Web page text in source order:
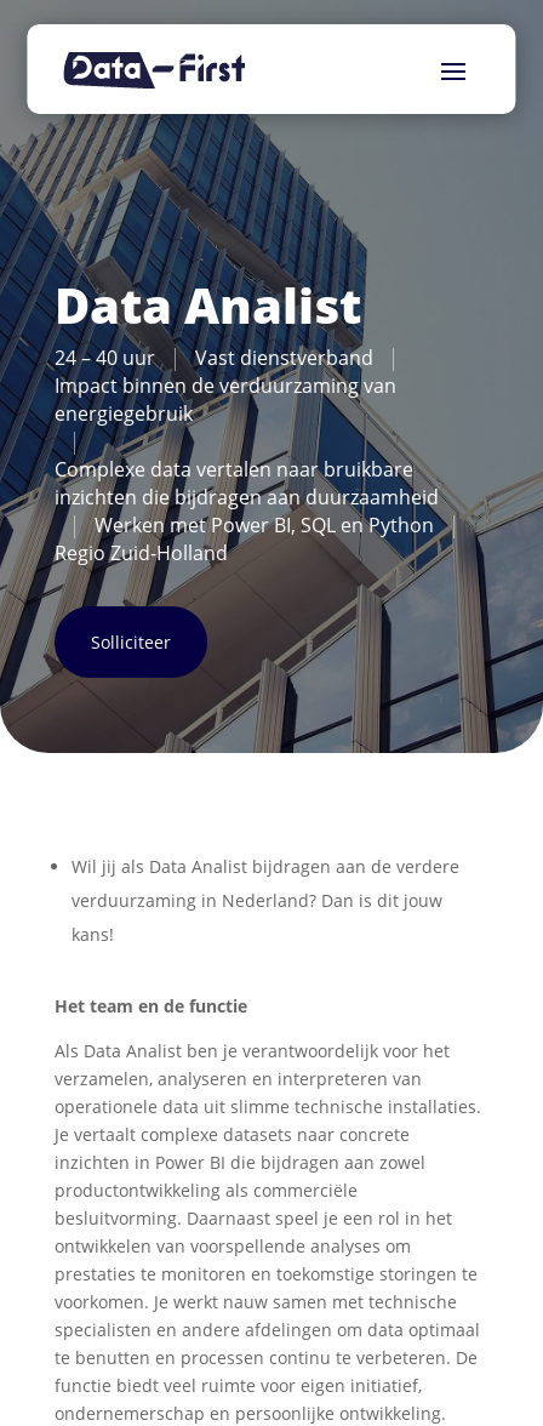
Data Analist
24 – 40 uur
Vast dienstverband
Impact binnen de verduurzaming van
energiegebruik
Complexe data vertalen naar bruikbare
inzichten die bijdragen aan duurzaamheid
Werken met Power BI, SQL en Python
Regio Zuid-Holland
Solliciteer
Wil jij als Data Analist bijdragen aan de verdere
verduurzaming in Nederland? Dan is dit jouw
kans!
Het team en de functie
Als Data Analist ben je verantwoordelijk voor het
verzamelen, analyseren en interpreteren van
operationele data uit slimme technische installaties.
Je vertaalt complexe datasets naar concrete
inzichten in Power BI die bijdragen aan zowel
productontwikkeling als commerciële
besluitvorming. Daarnaast speel je een rol in het
ontwikkelen van voorspellende analyses om
prestaties te monitoren en toekomstige storingen te
voorkomen. Je werkt nauw samen met technische
specialisten en andere afdelingen om data optimaal
te benutten en processen continu te verbeteren. De
functie biedt veel ruimte voor eigen initiatief,
ondernemerschap en persoonlijke ontwikkeling.